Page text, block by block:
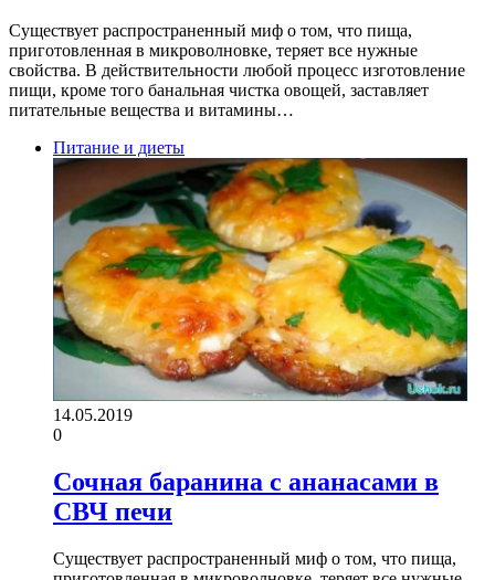
Существует распространенный миф о том, что пища,
приготовленная в микроволновке, теряет все нужные
свойства. В действительности любой процесс изготовление
пищи, кроме того банальная чистка овощей, заставляет
питательные вещества и витамины…
Питание и диеты
14.05.2019
0
Сочная баранина с ананасами в
СВЧ печи
Существует распространенный миф о том, что пища,